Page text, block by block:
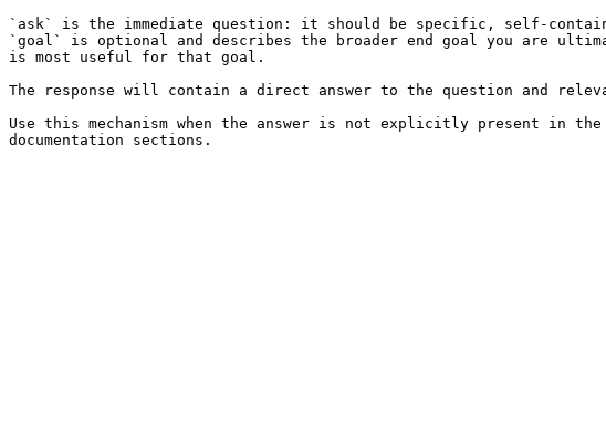
`ask` is the immediate question: it should be specific, self-
`goal` is optional and describes the broader end goal you are
is most useful for that goal.
The response will contain a direct answer to the question and
Use this mechanism when the answer is not explicitly present in